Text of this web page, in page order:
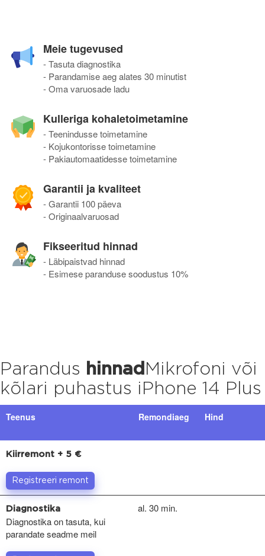
Meie tugevused
- Tasuta diagnostika
- Parandamise aeg alates 30 minutist
- Oma varuosade ladu
Kulleriga kohaletoimetamine
- Teenindusse toimetamine
- Kojukontorisse toimetamine
- Pakiautomaatidesse toimetamine
Garantii ja kvaliteet
- Garantii 100 päeva
- Originaalvaruosad
Fikseeritud hinnad
- Läbipaistvad hinnad
- Esimese paranduse soodustus 10%
Parandus hinnad Mikrofoni või
kõlari puhastus iPhone 14 Plus
Teenus Remondiaeg Hind
Kiirremont + 5 €
Registreeri remont
Diagnostika
Diagnostika on tasuta, kui
parandate seadme meil
al. 30 min.